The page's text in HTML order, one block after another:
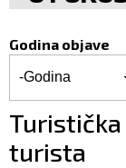
Godina objave
Turistička
turista